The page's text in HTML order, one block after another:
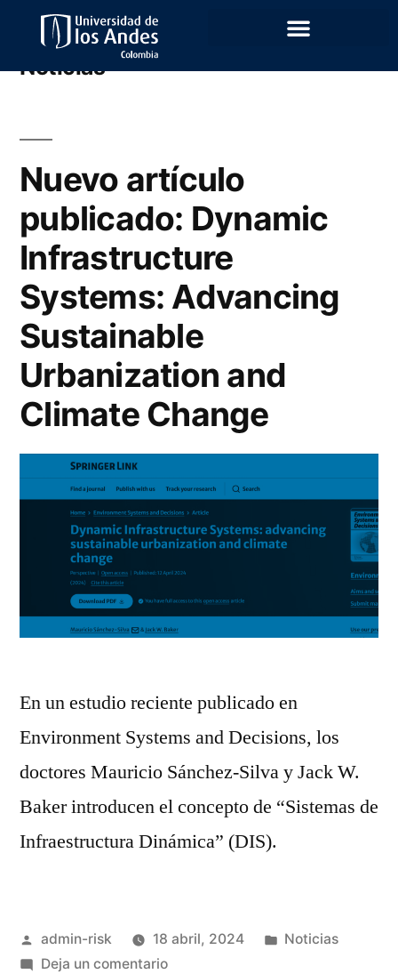
Archivo de categoría:
Noticias
Nuevo artículo
publicado: Dynamic
Infrastructure
Systems: Advancing
Sustainable
Urbanization and
Climate Change
En un estudio reciente publicado en
Environment Systems and Decisions, los
doctores Mauricio Sánchez-Silva y Jack W.
Baker introducen el concepto de “Sistemas de
Infraestructura Dinámica” (DIS).
admin-risk 18 abril, 2024
Noticias
Deja un comentario